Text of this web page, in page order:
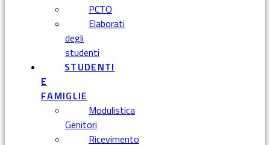
PCTO
Elaborati
degli
studenti
STUDENTI
E
FAMIGLIE
Modulistica
Genitori
Ricevimento